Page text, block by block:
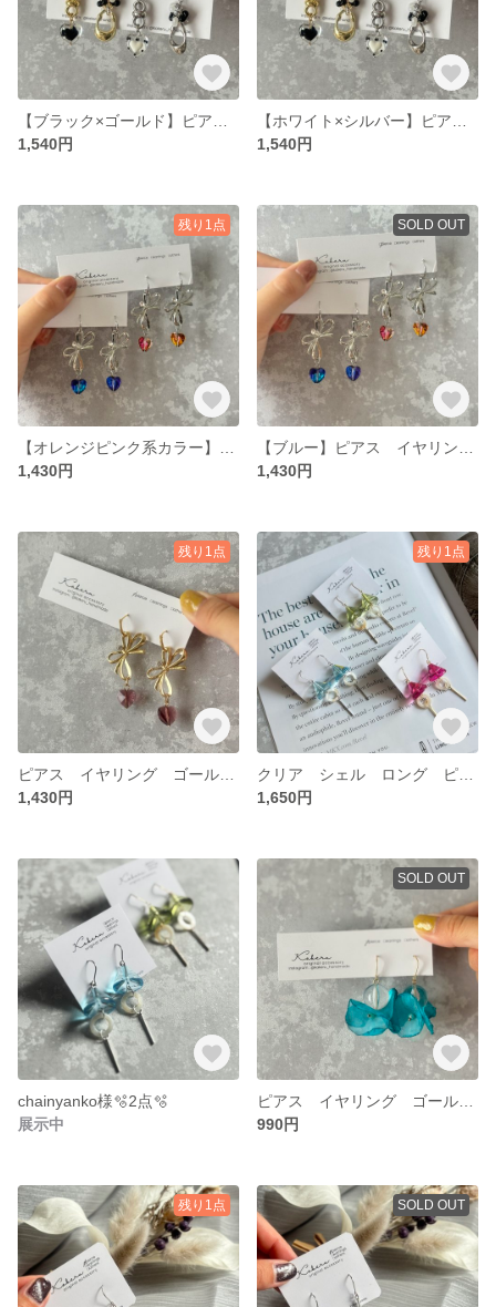
1,540円
1,540円
残り1点
1,430円
SOLD OUT
1,430円
残り1点
1,430円
残り1点
1,650円
chainyanko様🫧2点🫧
展示中
SOLD OUT
990円
残り1点 SOLD OUT